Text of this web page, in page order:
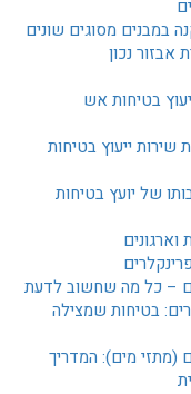
במבנים מסוגים שונים
נכון
בטיחות אש
ייעוץ בטיחות
של יועץ בטיחות
– כל מה שחשוב לדעת
בטיחות שמצילה
(מתזי מים): המדריך